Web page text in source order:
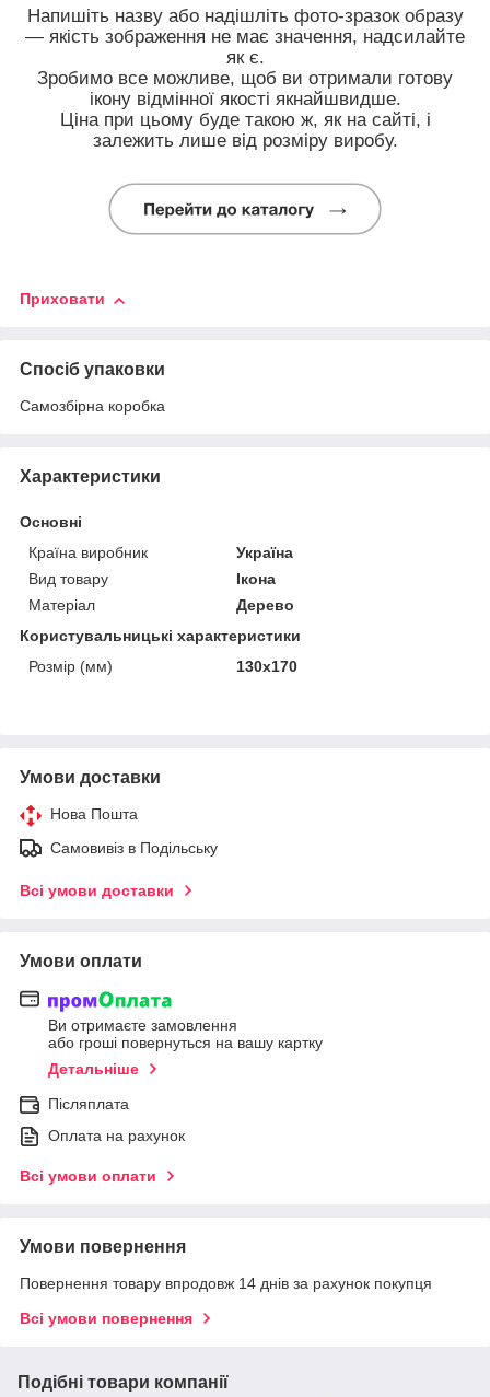
Напишіть назву або надішліть фото-зразок образу
— якість зображення не має значення, надсилайте
як є.
Зробимо все можливе, щоб ви отримали готову
ікону відмінної якості якнайшвидше.
Ціна при цьому буде такою ж, як на сайті, і
залежить лише від розміру виробу.
Приховати
Спосіб упаковки
Самозбірна коробка
Характеристики
Основні
Країна виробник
Україна
Вид товару
Ікона
Матеріал
Дерево
Користувальницькі характеристики
Розмір (мм)
130х170
Умови доставки
Нова Пошта
Самовивіз в Подільську
Всі умови доставки
Умови оплати
Ви отримаєте замовлення
або гроші повернуться на вашу картку
Детальніше
Післяплата
Оплата на рахунок
Всі умови оплати
Умови повернення
Повернення товару впродовж 14 днів за рахунок покупця
Всі умови повернення
Подібні товари компанії